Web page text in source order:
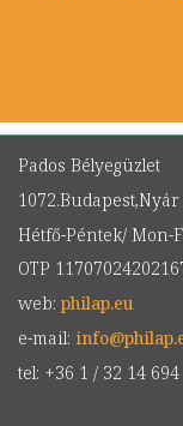
Pados Bélyegüzlet
Hétfő-Péntek/ Mon-
OTP
web:philap.eu
e-mail: info@
tel: +36 1 / 32 14 694